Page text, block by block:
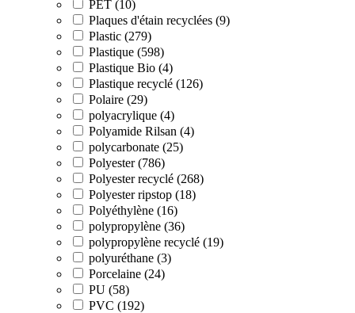
PET (10)
Plaques d'étain recyclées (9)
Plastic (279)
Plastique (598)
Plastique Bio (4)
Plastique recyclé (126)
Polaire (29)
polyacrylique (4)
Polyamide Rilsan (4)
polycarbonate (25)
Polyester (786)
Polyester recyclé (268)
Polyester ripstop (18)
Polyéthylène (16)
polypropylène (36)
polypropylène recyclé (19)
polyuréthane (3)
Porcelaine (24)
PU (58)
PVC (192)